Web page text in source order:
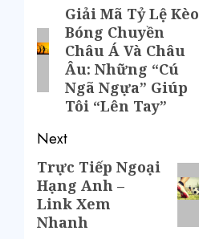
Giải Mã Tỷ Lệ Kèo
Bóng Chuyền
Châu Á Và Châu
Âu: Những “Cú
Ngã Ngựa” Giúp
Tôi “Lên Tay”
Next
Trực Tiếp Ngoại
Hạng Anh –
Link Xem
Nhanh